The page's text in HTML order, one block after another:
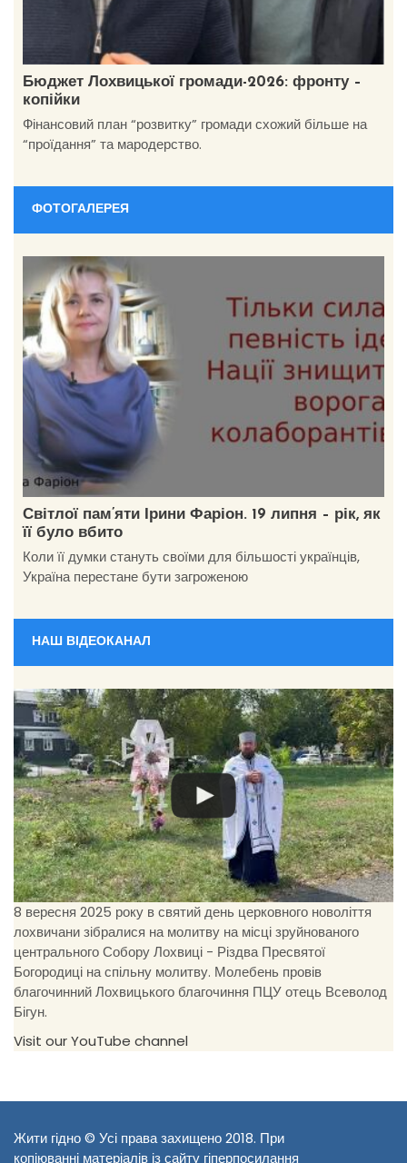
Бюджет Лохвицької громади-2026: фронту –
копійки
Фінансовий план “розвитку” громади схожий більше на
“проїдання” та мародерство.
ФОТОГАЛЕРЕЯ
Світлої пам’яти Ірини Фаріон. 19 липня – рік, як
її було вбито
Коли її думки стануть своїми для більшості українців,
Україна перестане бути загроженою
НАШ ВІДЕОКАНАЛ
8 вересня 2025 року в святий день церковного новоліття
лохвичани зібралися на молитву на місці зруйнованого
центрального Собору Лохвиці - Різдва Пресвятої
Богородиці на спільну молитву. Молебень провів
благочинний Лохвицького благочиння ПЦУ отець Всеволод
Бігун.
Visit our YouTube channel
Жити гідно © Усі права захищено 2018. При
копіюванні матеріалів із сайту гіперпосилання